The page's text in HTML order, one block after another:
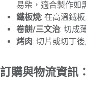
易柴，適合製作如
鐵板燒: 在高溫鐵
卷餅/三文治: 切成
烤肉: 切片或切丁
訂購與物流資訊：